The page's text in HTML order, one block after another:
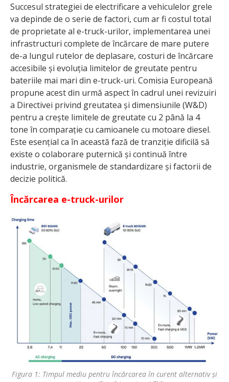
Succesul strategiei de electrificare a vehiculelor grele
va depinde de o serie de factori, cum ar fi costul total
de proprietate al e-truck-urilor, implementarea unei
infrastructuri complete de încărcare de mare putere
de-a lungul rutelor de deplasare, costuri de încărcare
accesibile și evoluția limitelor de greutate pentru
bateriile mai mari din e-truck-uri. Comisia Europeană
propune acest din urmă aspect în cadrul unei revizuiri
a Directivei privind greutatea și dimensiunile (W&D)
pentru a crește limitele de greutate cu 2 până la 4
tone în comparație cu camioanele cu motoare diesel.
Este esențial ca în această fază de tranziție dificilă să
existe o colaborare puternică și continuă între
industrie, organismele de standardizare și factorii de
decizie politică.
Încărcarea e-truck-urilor
Figura 1: Timpul mediu pentru încărcarea în curent alternativ și